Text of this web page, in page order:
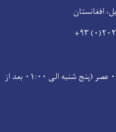
افغانستان
۰۸:۳۰ صبح الی ۰۳:۳۰ عصر (پنج شنبه الی ۰۱:۰۰ بعد از